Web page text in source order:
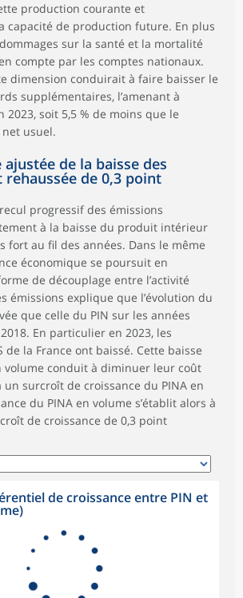
production courante et
capacité de production future. En plus
sur la santé et la mortalité
compte par les comptes nationaux.
dimension conduirait à faire baisser le
supplémentaires, l’amenant à
2023, soit 5,5 % de moins que le
usuel.
ajustée de la baisse des
rehaussée de 0,3 point
progressif des émissions
à la baisse du produit intérieur
fort au fil des années. Dans le même
économique se poursuit en
de découplage entre l’activité
émissions explique que l’évolution du
que celle du PIN sur les années
En particulier en 2023, les
de la France ont baissé. Cette baisse
volume conduit à diminuer leur coût
surcroît de croissance du PINA en
du PINA en volume s’établit alors à
de croissance de 0,3 point
de croissance entre PIN et